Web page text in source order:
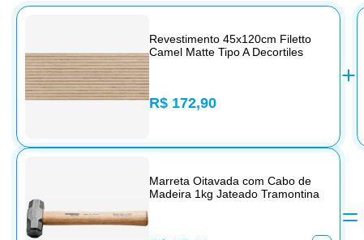
Revestimento 45x120cm Filetto
Camel Matte Tipo A Decortiles
R$ 172,90
Marreta Oitavada com Cabo de
Madeira 1kg Jateado Tramontina